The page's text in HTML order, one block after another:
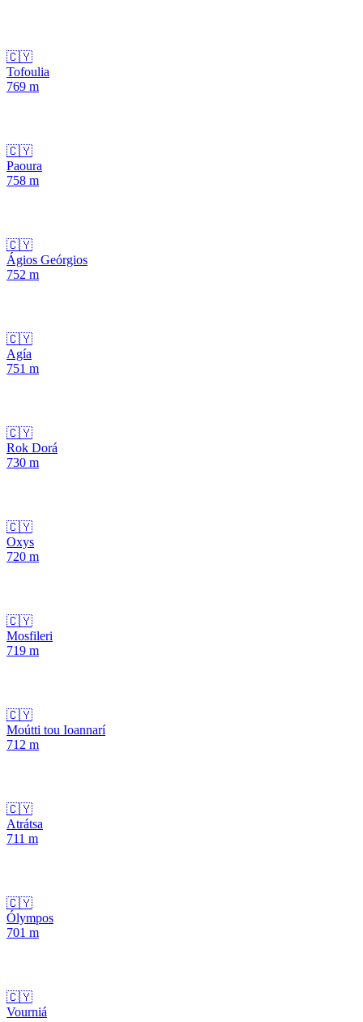
🇨🇾
Tofoulia
769 m
🇨🇾
Paoura
758 m
🇨🇾
Ágios Geórgios
752 m
🇨🇾
Agía
751 m
🇨🇾
Rok Dorá
730 m
🇨🇾
Oxys
720 m
🇨🇾
Mosfileri
719 m
🇨🇾
Moútti tou Ioannarí
712 m
🇨🇾
Atrátsa
711 m
🇨🇾
Ólympos
701 m
🇨🇾
Vourniá